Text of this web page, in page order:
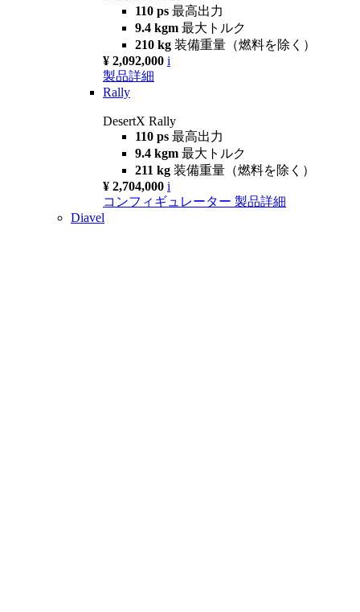
110 ps 最高出力
9.4 kgm 最大トルク
210 kg 装備重量（燃料を除く）
¥ 2,092,000 i
製品詳細
Rally
DesertX Rally
110 ps 最高出力
9.4 kgm 最大トルク
211 kg 装備重量（燃料を除く）
¥ 2,704,000 i
コンフィギュレーター 製品詳細
Diavel